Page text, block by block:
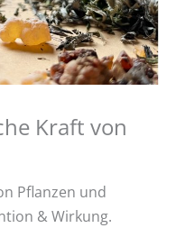
Kraft von
Pflanzen und
& Wirkung.